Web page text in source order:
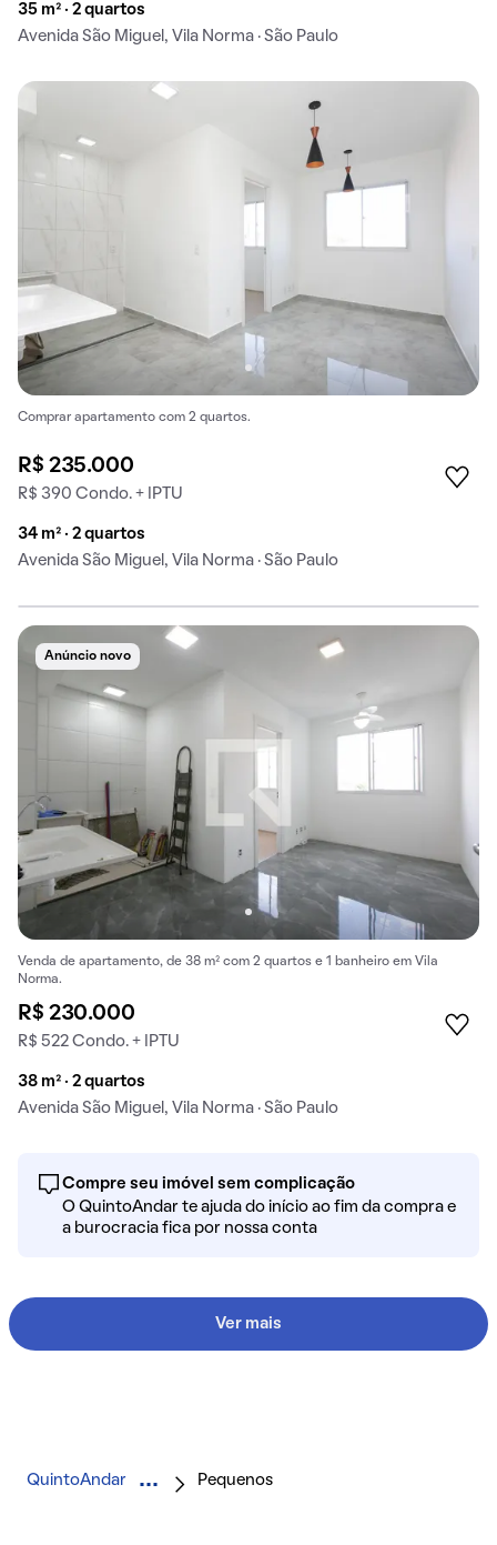
35 m² · 2 quartos
Avenida São Miguel, Vila Norma · São Paulo
Comprar apartamento com 2 quartos.
R$ 235.000
R$ 390 Condo. + IPTU
34 m² · 2 quartos
Avenida São Miguel, Vila Norma · São Paulo
Anúncio novo
Venda de apartamento, de 38 m² com 2 quartos e 1 banheiro em Vila
Norma.
R$ 230.000
R$ 522 Condo. + IPTU
38 m² · 2 quartos
Avenida São Miguel, Vila Norma · São Paulo
Compre seu imóvel sem complicação
O QuintoAndar te ajuda do início ao fim da compra e
a burocracia fica por nossa conta
Ver mais
QuintoAndar Pequenos